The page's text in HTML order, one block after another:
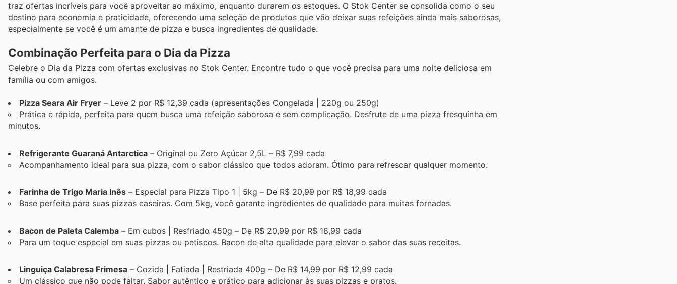
traz ofertas incríveis para você aproveitar ao máximo, enquanto durarem os estoques. O Stok Center se consolida como o seu
destino para economia e praticidade, oferecendo uma seleção de produtos que vão deixar suas refeições ainda mais saborosas,
especialmente se você é um amante de pizza e busca ingredientes de qualidade.
Combinação Perfeita para o Dia da Pizza
Celebre o Dia da Pizza com ofertas exclusivas no Stok Center. Encontre tudo o que você precisa para uma noite deliciosa em
família ou com amigos.
Pizza Seara Air Fryer – Leve 2 por R$ 12,39 cada (apresentações Congelada | 220g ou 250g)
Prática e rápida, perfeita para quem busca uma refeição saborosa e sem complicação. Desfrute de uma pizza fresquinha em
minutos.
Refrigerante Guaraná Antarctica – Original ou Zero Açúcar 2,5L – R$ 7,99 cada
Acompanhamento ideal para sua pizza, com o sabor clássico que todos adoram. Ótimo para refrescar qualquer momento.
Farinha de Trigo Maria Inês – Especial para Pizza Tipo 1 | 5kg – De R$ 20,99 por R$ 18,99 cada
Base perfeita para suas pizzas caseiras. Com 5kg, você garante ingredientes de qualidade para muitas fornadas.
Bacon de Paleta Calemba – Em cubos | Resfriado 450g – De R$ 20,99 por R$ 18,99 cada
Para um toque especial em suas pizzas ou petiscos. Bacon de alta qualidade para elevar o sabor das suas receitas.
Linguiça Calabresa Frimesa – Cozida | Fatiada | Restriada 400g – De R$ 14,99 por R$ 12,99 cada
Um clássico que não pode faltar. Sabor autêntico e prático para adicionar às suas pizzas e pratos.